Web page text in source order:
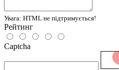
Увага: HTML не підтримується!
Рейтинг
Captcha